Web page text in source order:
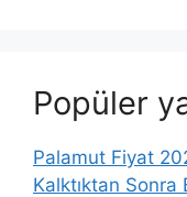
Popüler
Palamut Fiyat
Kalktıktan Sonra